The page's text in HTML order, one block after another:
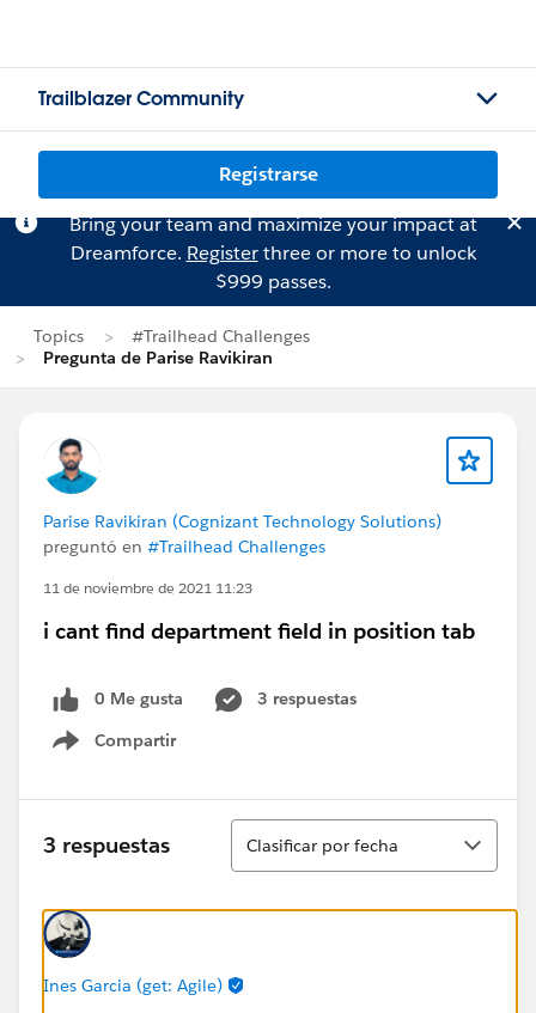
Trailblazer Community
Registrarse
Bring your team and maximize your impact at
Dreamforce. Registerthree or more to unlock
$999 passes.
Topics
#Trailhead Challenges
Pregunta de Parise Ravikiran
Parise Ravikiran (Cognizant Technology Solutions)
preguntó en #Trailhead Challenges
11 de noviembre de 2021 11:23
i cant find department field in position tab
0 Me gusta
3 respuestas
Compartir
Show menu
3 respuestas
Ordenar
Clasificar por fecha
Ines Garcia (get: Agile)